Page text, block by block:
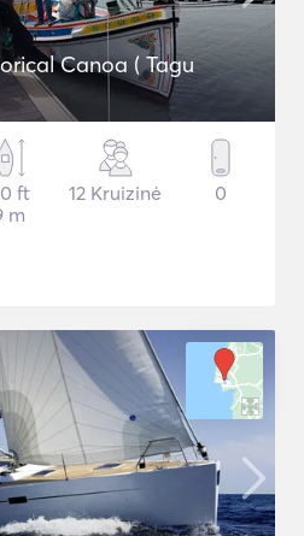
Canoa ( Tagu
ft
m
12 Kruizinė 0